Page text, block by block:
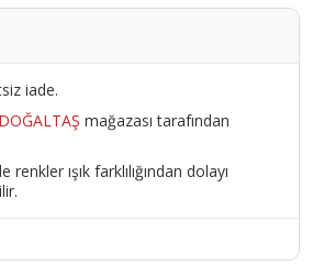
iade.
mağazası tarafından
ışık farklılığından dolayı